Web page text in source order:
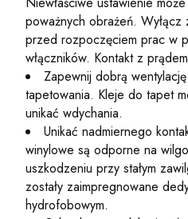
poważnych obrażeń. Wyłącz
przed rozpoczęciem prac w
włączników. Kontakt z
Zapewnij dobrą
tapetowania. Kleje do tapet
unikać wdychania.
Unikać nadmiernego
winylowe są odporne na
uszkodzeniu przy stałym
zostały zaimpregnowane
hydrofobowym.